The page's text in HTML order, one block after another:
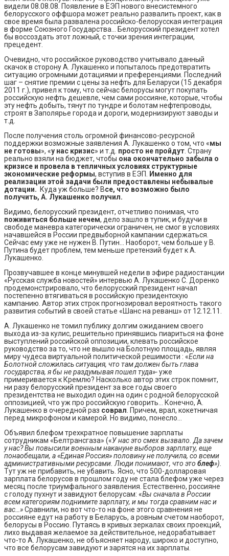
видели 08.08.08. Появление в ЕЭП нового внесистемного
белорусского оффшора может реально развалить проект, как в
свое время была развалена российско-белорусская интеграция
в форме Союзного Государства… Белорусский президент хотел
бы воссоздать этот ложный, с точки зрения интеграции,
прецедент.
Очевидно, что российское руководство учитывало данный
скачок в сторону А. Лукашенко и попыталось предотвратить
ситуацию огромными дотациями и преференциями. Последний
шаг – снятие премии с цены за нефть для Беларуси (15 декабря
2011 г.), привел к тому, что сейчас белорусы могут покупать
российскую нефть дешевле, чем сами россияне, которые, чтобы
эту нефть добыть, тянут по тундре и болотам нефтепроводы,
строят в Заполярье города и дороги, модернизируют заводы и
т.д.
После получения столь огромной финансово-ресурсной
поддержки возможные заявления А. Лукашенко о том, что «мы
не готовы», «у нас кризис» и т.д. просто не пройдут . Страну
реально взяли на бюджет, чтобы она окончательно забыла о
кризисе и провела в тепличных условиях структурные
экономические реформы, вступив в ЕЭП. Именно для
реализации этой задачи были предоставлены небывалые
дотации. Куда уж больше? Все, что возможно было
получить, А. Лукашенко получил.
Видимо, белорусский президент, отчетливо понимая, что
поживиться больше нечем, дело зашло в тупик, и будучи в
свободе маневра категорически ограничен, не смог в условиях
начавшейся в России предвыборной кампании сдержаться.
Сейчас ему уже не нужен В. Путин… Наоборот, чем больше у В.
Путина будет проблем, тем меньше претензий будет к А.
Лукашенко.
Прозвучавшее в конце минувшей недели в эфире радиостанции
«Русская служба новостей» интервью А. Лукашенко С. Доренко
продемонстрировало, что белорусский президент начал
постепенно втягиваться в российскую президентскую
кампанию. Автор этих строк прогнозировал вероятность такого
развития событий в своей статье «Шанс на реванш» от 12.12.11.
А. Лукашенко не томил публику долгим ожиданием своего
выхода из-за кулис, решительно принявшись пиариться на фоне
выступлений российской оппозиции, клевать российское
руководство за то, что не вышло на Болотную площадь, являя
миру чудеса виртуальной политической решимости : «Если на
Болотной сложилась ситуация, что там должен быть глава
государства, я бы не раздумывая пошел туда»-уже
примеривается к Кремлю? Насколько автор этих строк помнит,
ни разу белорусский президент за все годы своего
президентства не выходил один на один с родной белорусской
оппозицией, что уж про российскую говорить… Конечно, А.
Лукашенко в очередной раз соврал . Причем, врал, кокетничая
перед микрофоном и камерой. Но видимо, понесло…
Объявил блефом трехкратное повышение зарплаты
сотрудникам «Белтрансгаза» («У нас это смех вызвало. Да зачем
у нас? Вы повысили военным накануне выборов зарплату, еще
понаобещали, а «Единая Россия» половину не получила, со всеми
административными ресурсами. Люди понимают, что это блеф»).
Тут уж не прибавить, не убавить. Ясно, что 500-долларовая
зарплата белорусов в прошлом году не стала блефом уже через
месяц после триумфального заявления. Естественно, россияне
с голоду пухнут и завидуют белорусам: «Вы сначала в России
всем категориям поднимите зарплату, и мы тогда сравним нас и
вас…»Сравнили, но вот что-то на фоне этого сравнения не
россияне едут на работу в Беларусь, а ровным счетом наоборот,
белорусы в Россию. Путаясь в кривых зеркалах своих проекций,
лихо выдавая желаемое за действительное, недорабатывает
что-то А. Лукашенко, не объясняет народу, широко и доступно,
что все белорусам завидуют и зарятся на их зарплаты.